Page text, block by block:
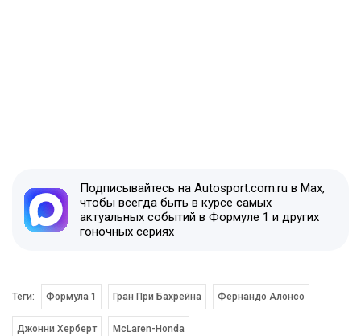
Подписывайтесь на Autosport.com.ru в Max,
чтобы всегда быть в курсе самых
актуальных событий в Формуле 1 и других
гоночных сериях
Теги: Формула 1 Гран При Бахрейна Фернандо Алонсо
Джонни Херберт McLaren-Honda